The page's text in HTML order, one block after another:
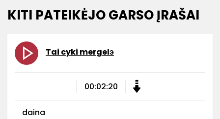
KITI PATEIKĖJO GARSO ĮRAŠAI
Tai cyki mergelэ
00:02:20
daina